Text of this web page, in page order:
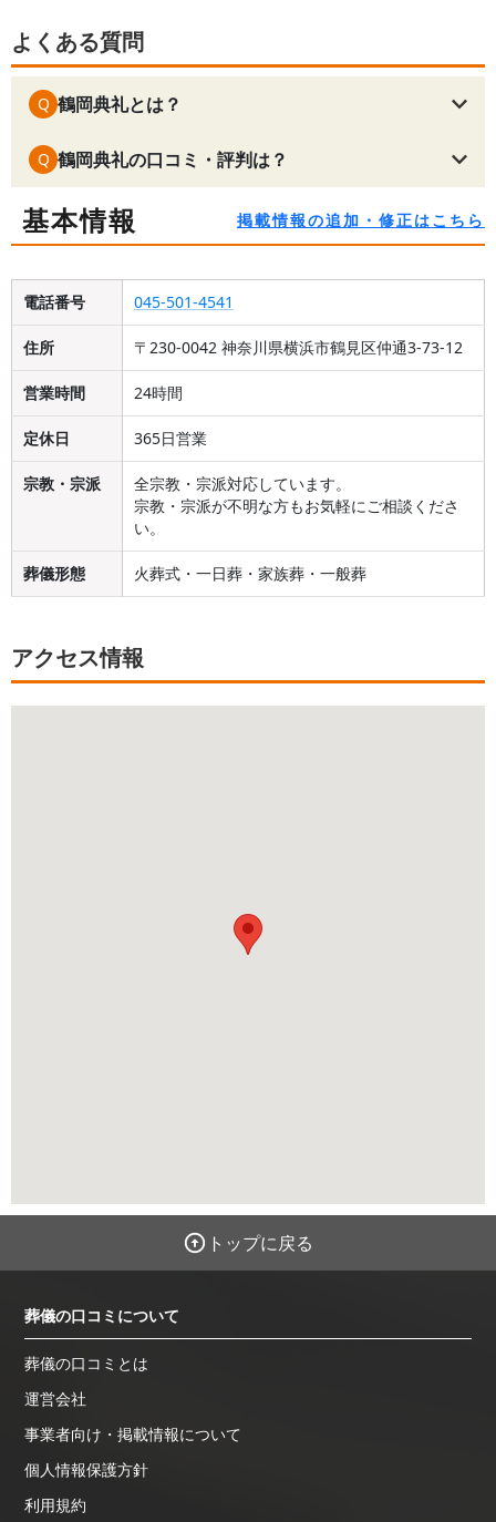
よくある質問
Q 鶴岡典礼とは？
Q 鶴岡典礼の口コミ・評判は？
基本情報 掲載情報の追加・修正はこちら
電話番号 045-501-4541
住所 〒230-0042 神奈川県横浜市鶴見区仲通3-73-12
営業時間 24時間
定休日 365日営業
宗教・宗派
全宗教・宗派対応しています。
宗教・宗派が不明な方もお気軽にご相談くださ
い。
葬儀形態 火葬式・一日葬・家族葬・一般葬
アクセス情報
トップに戻る
葬儀の口コミについて
葬儀の口コミとは
運営会社
事業者向け・掲載情報について
個人情報保護方針
利用規約